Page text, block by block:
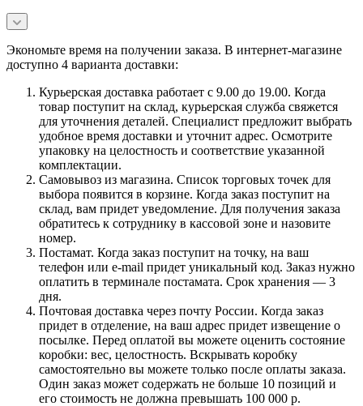
Экономьте время на получении заказа. В интернет-магазине
доступно 4 варианта доставки:
Курьерская доставка работает с 9.00 до 19.00. Когда
товар поступит на склад, курьерская служба свяжется
для уточнения деталей. Специалист предложит выбрать
удобное время доставки и уточнит адрес. Осмотрите
упаковку на целостность и соответствие указанной
комплектации.
Самовывоз из магазина. Список торговых точек для
выбора появится в корзине. Когда заказ поступит на
склад, вам придет уведомление. Для получения заказа
обратитесь к сотруднику в кассовой зоне и назовите
номер.
Постамат. Когда заказ поступит на точку, на ваш
телефон или e-mail придет уникальный код. Заказ нужно
оплатить в терминале постамата. Срок хранения — 3
дня.
Почтовая доставка через почту России. Когда заказ
придет в отделение, на ваш адрес придет извещение о
посылке. Перед оплатой вы можете оценить состояние
коробки: вес, целостность. Вскрывать коробку
самостоятельно вы можете только после оплаты заказа.
Один заказ может содержать не больше 10 позиций и
его стоимость не должна превышать 100 000 р.